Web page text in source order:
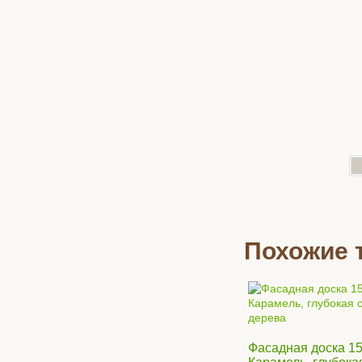
Pro 205-340
628
Похожие
Фасадная доска